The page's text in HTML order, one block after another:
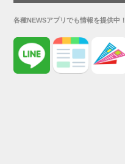
各種NEWSアプリでも情報を提供中！